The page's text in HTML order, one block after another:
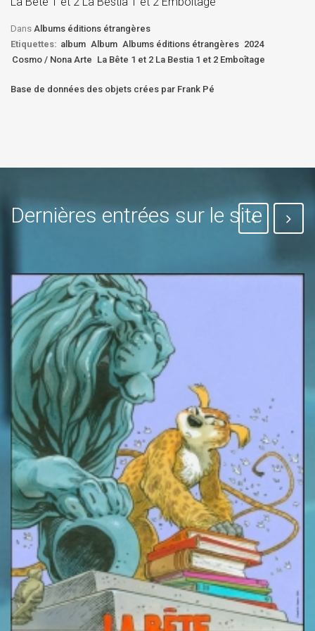
Dans Albums éditions étrangères
Etiquettes: album Album Albums éditions étrangères 2024
Cosmo / Nona Arte La Bête 1 et 2 La Bestia 1 et 2 Emboîtage
Base de données des objets crées par Frank Pé
Dernières entrées sur le site